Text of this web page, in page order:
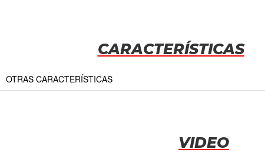
CARACTERÍSTICAS
OTRAS CARACTERÍSTICAS
VIDEO